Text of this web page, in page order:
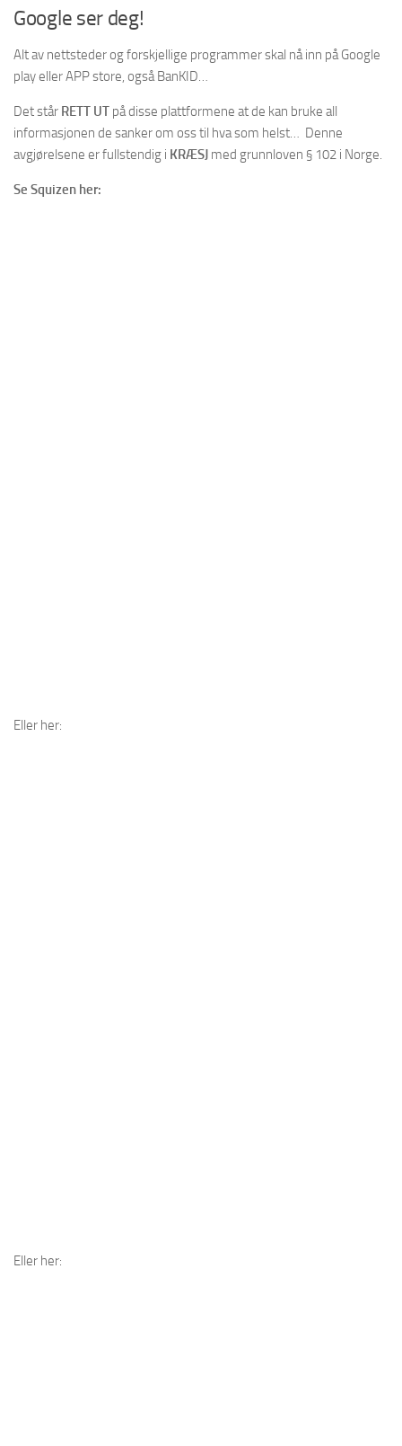
Google ser deg!
Alt av nettsteder og forskjellige programmer skal nå inn på Google
play eller APP store, også BanKID…
Det står RETT UT på disse plattformene at de kan bruke all
informasjonen de sanker om oss til hva som helst… Denne
avgjørelsene er fullstendig i KRÆSJ med grunnloven § 102 i Norge.
Se Squizen her:
Eller her:
Eller her: